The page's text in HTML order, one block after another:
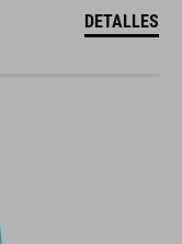
DETALLES